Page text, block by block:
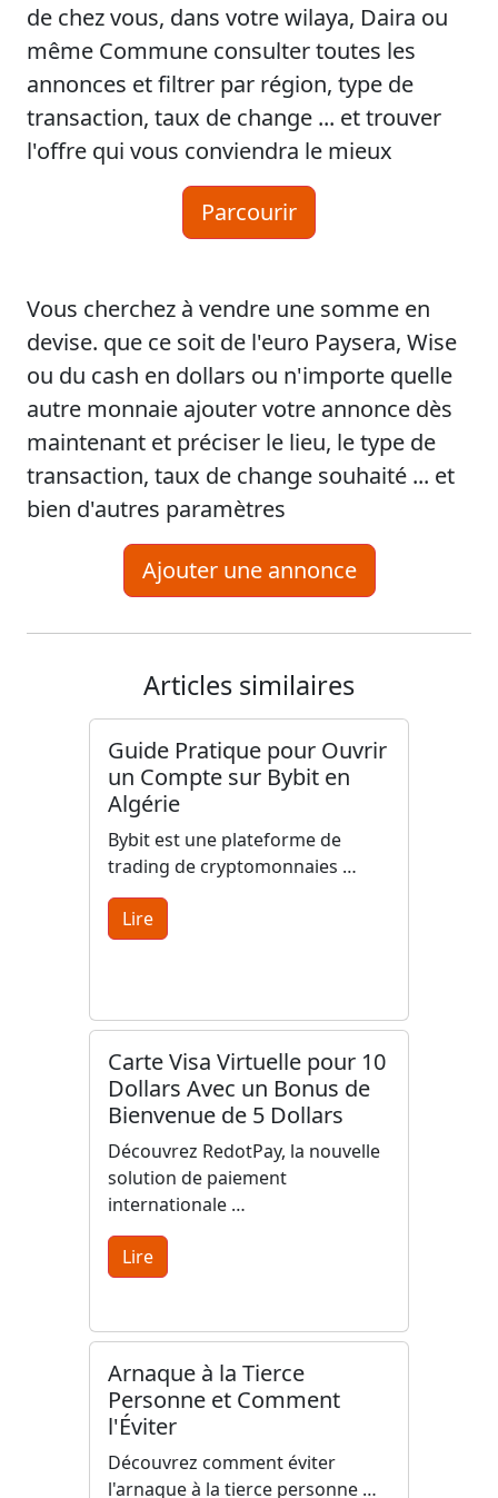
de chez vous, dans votre wilaya, Daira ou
même Commune consulter toutes les
annonces et filtrer par région, type de
transaction, taux de change ... et trouver
l'offre qui vous conviendra le mieux
Parcourir
Vous cherchez à vendre une somme en
devise. que ce soit de l'euro Paysera, Wise
ou du cash en dollars ou n'importe quelle
autre monnaie ajouter votre annonce dès
maintenant et préciser le lieu, le type de
transaction, taux de change souhaité ... et
bien d'autres paramètres
Ajouter une annonce
Articles similaires
Guide Pratique pour Ouvrir
un Compte sur Bybit en
Algérie
Bybit est une plateforme de
trading de cryptomonnaies …
Lire
Carte Visa Virtuelle pour 10
Dollars Avec un Bonus de
Bienvenue de 5 Dollars
Découvrez RedotPay, la nouvelle
solution de paiement
internationale …
Lire
Arnaque à la Tierce
Personne et Comment
l'Éviter
Découvrez comment éviter
l'arnaque à la tierce personne …